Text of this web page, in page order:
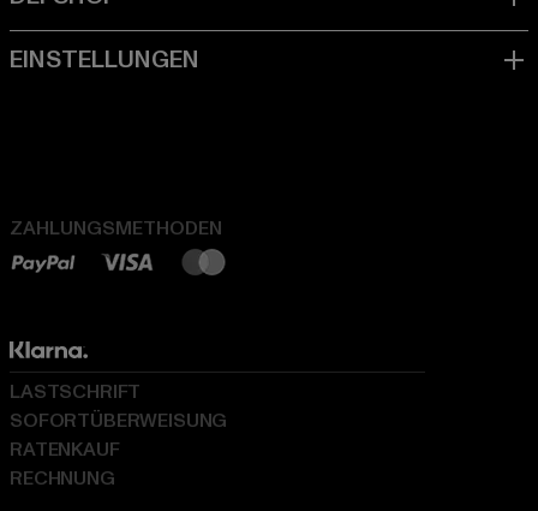
ZAHLUNGSMETHODEN
LASTSCHRIFT
SOFORTÜBERWEISUNG
RATENKAUF
RECHNUNG